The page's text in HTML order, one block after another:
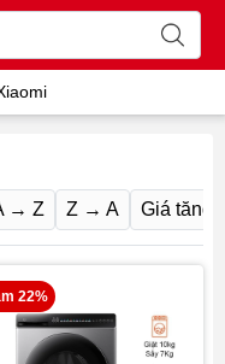
→ Z Z → A Giá tăng
22%